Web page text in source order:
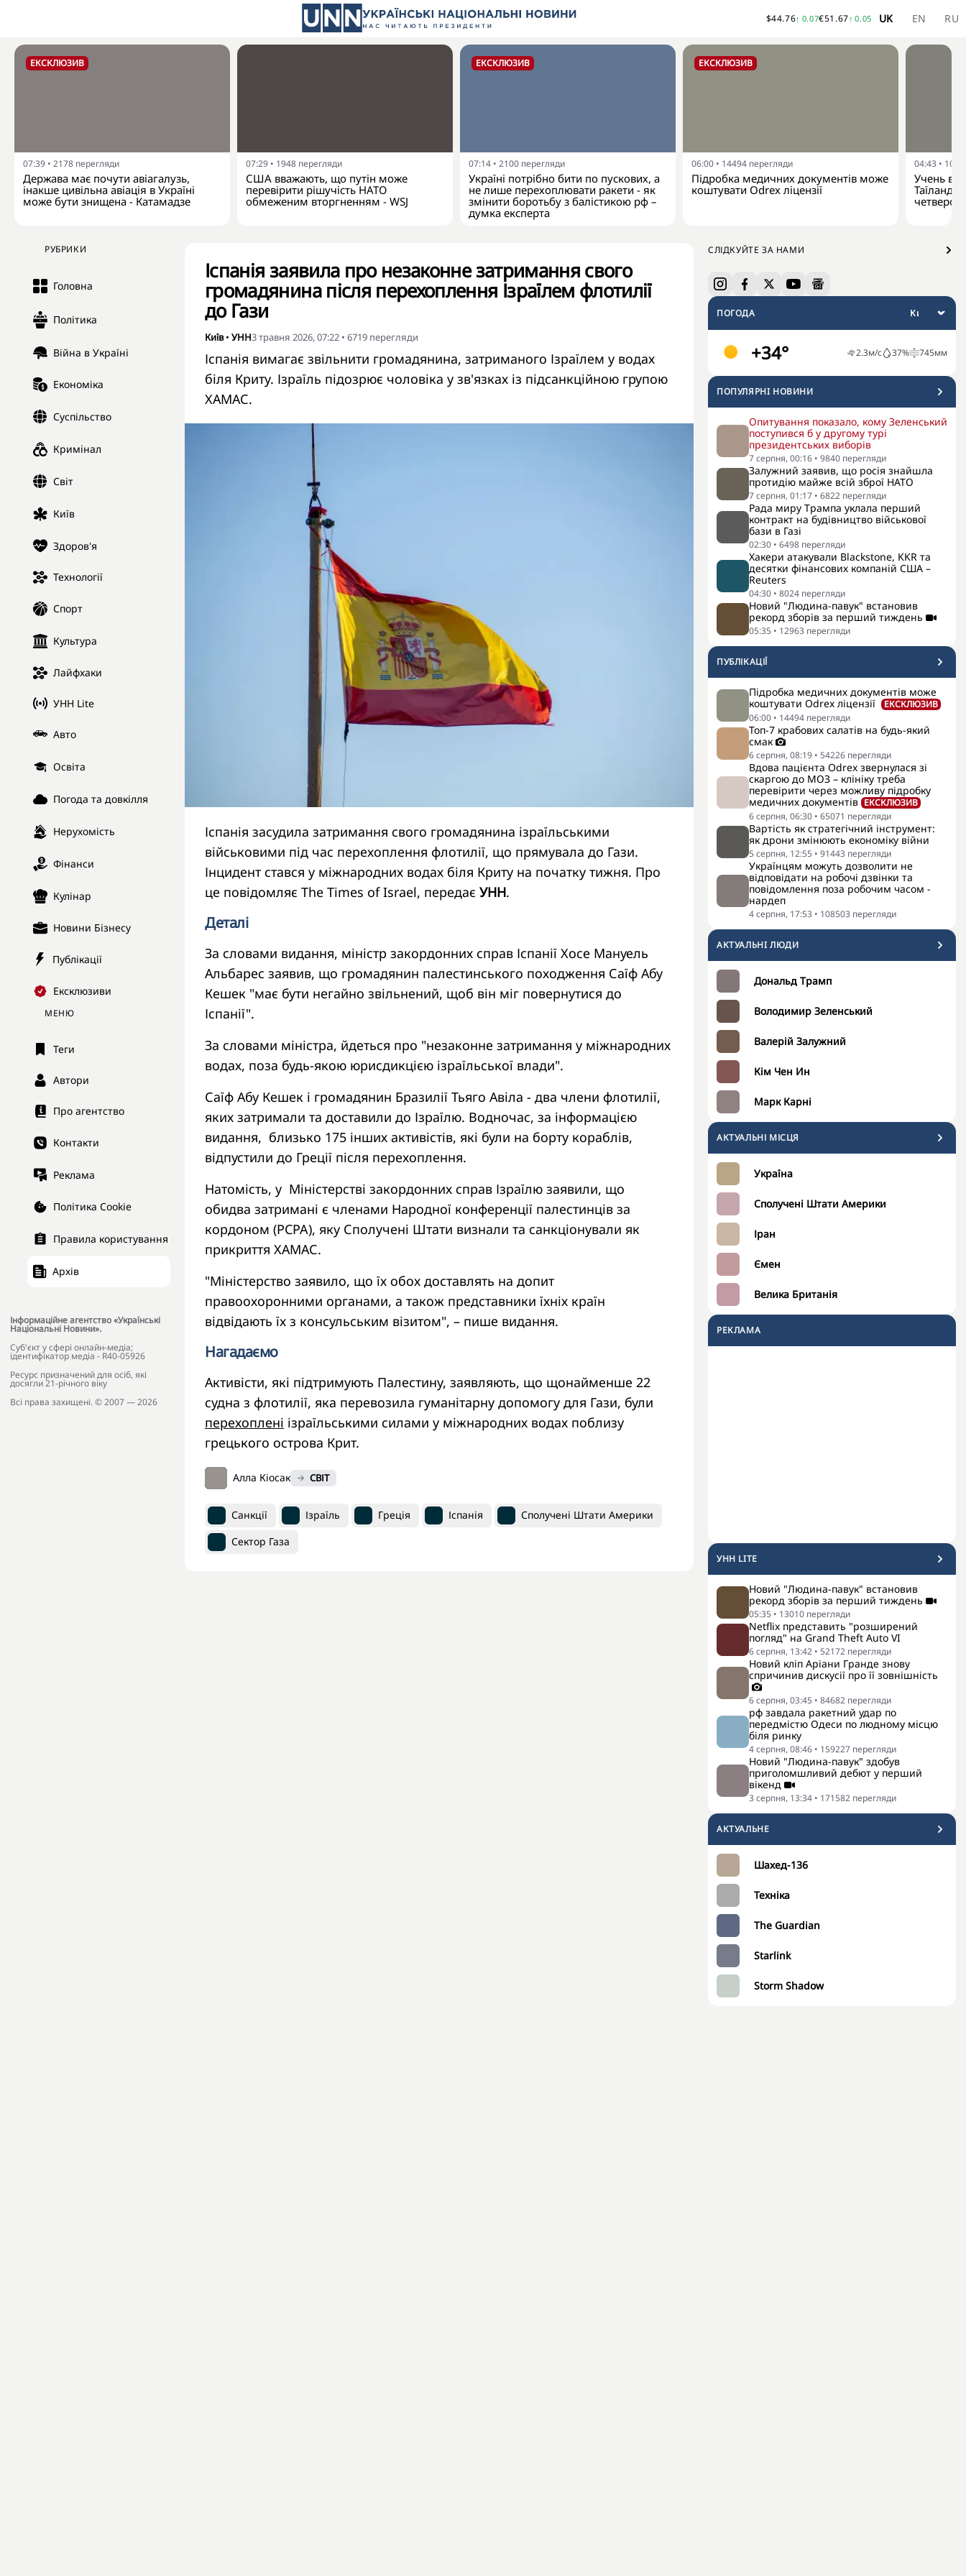
$44.76↑ 0.07€51.67↑ 0.05 UK EN RU
ЕКСКЛЮЗИВ
07:39 • 2178 перегляди
Держава має почути авіагалузь,
інакше цивільна авіація в Україні
може бути знищена - Катамадзе
07:29 • 1948 перегляди
США вважають, що путін може
перевірити рішучість НАТО
обмеженим вторгненням - WSJ
ЕКСКЛЮЗИВ
07:14 • 2100 перегляди
Україні потрібно бити по пускових, а
не лише перехоплювати ракети - як
змінити боротьбу з балістикою рф –
думка експерта
ЕКСКЛЮЗИВ
06:00 • 14494 перегляди
Підробка медичних документів може
коштувати Odrex ліцензії
04:43 •
Учень
четверо
РУБРИКИ
Головна
Політика
Війна в Україні
Економіка
Суспільство
Кримінал
Світ
Київ
Здоров'я
Технології
Спорт
Культура
Лайфхаки
УНН Lite
Авто
Освіта
Погода та довкілля
Нерухомість
Фінанси
Кулінар
Новини Бізнесу
Публікації
Ексклюзиви
МЕНЮ
Теги
Автори
Про агентство
Контакти
Реклама
Політика Cookie
Правила користування
Архів
Інформаційне агентство «Українські
Національні Новини».
Cуб'єкт у сфері онлайн-медіа;
ідентифікатор медіа - R40-05926
Ресурс призначений для осіб, які
досягли 21-річного віку
Всі права захищені. © 2007 — 2026
СЛІДКУЙТЕ ЗА НАМИ
ПОГОДА
+34° 2.3м/с 37% 745мм
ПОПУЛЯРНI НОВИНИ
Опитування показало, кому Зеленський
поступився б у другому турі
президентських виборів
7 серпня, 00:16 • 9840 перегляди
Залужний заявив, що росія знайшла
протидію майже всій зброї НАТО
7 серпня, 01:17 • 6822 перегляди
Рада миру Трампа уклала перший
контракт на будівництво військової
бази в Газі
02:30 • 6498 перегляди
Хакери атакували Blackstone, KKR та
десятки фінансових компаній США –
Reuters
04:30 • 8024 перегляди
Новий "Людина-павук" встановив
рекорд зборів за перший тиждень
05:35 • 12963 перегляди
ПУБЛІКАЦІЇ
Підробка медичних документів може
коштувати Odrex ліцензії
ЕКСКЛЮЗИВ
06:00 • 14494 перегляди
Топ-7 крабових салатів на будь-який
смак
6 серпня, 08:19 • 54226 перегляди
Вдова пацієнта Odrex звернулася зі
скаргою до МОЗ – клініку треба
перевірити через можливу підробку
медичних документів ЕКСКЛЮЗИВ
6 серпня, 06:30 • 65071 перегляди
Вартість як стратегічний інструмент:
як дрони змінюють економіку війни
5 серпня, 12:55 • 91443 перегляди
Українцям можуть дозволити не
відповідати на робочі дзвінки та
повідомлення поза робочим часом -
нардеп
4 серпня, 17:53 • 108503 перегляди
АКТУАЛЬНI ЛЮДИ
Дональд Трамп
Володимир Зеленський
Валерій Залужний
Кім Чен Ин
Марк Карні
АКТУАЛЬНІ МІСЦЯ
Україна
Сполучені Штати Америки
Іран
Ємен
Велика Британія
РЕКЛАМА
УНН LITE
Новий "Людина-павук" встановив
рекорд зборів за перший тиждень
05:35 • 13010 перегляди
Netflix представить "розширений
погляд" на Grand Theft Auto VI
6 серпня, 13:42 • 52172 перегляди
Новий кліп Аріани Гранде знову
спричинив дискусії про її зовнішність
6 серпня, 03:45 • 84682 перегляди
рф завдала ракетний удар по
передмістю Одеси по людному місцю
біля ринку
4 серпня, 08:46 • 159227 перегляди
Новий "Людина-павук" здобув
приголомшливий дебют у перший
вікенд
3 серпня, 13:34 • 171582 перегляди
АКТУАЛЬНЕ
Шахед-136
Техніка
The Guardian
Starlink
Storm Shadow
Іспанія заявила про незаконне затримання свого
громадянина після перехоплення Ізраїлем флотилії
до Гази
Київ• УНН3 травня 2026, 07:22 • 6719 перегляди
Іспанія вимагає звільнити громадянина, затриманого Ізраїлем у водах
біля Криту. Ізраїль підозрює чоловіка у зв'язках із підсанкційною групою
ХАМАС.
Іспанія засудила затримання свого громадянина ізраїльськими
військовими під час перехоплення флотилії, що прямувала до Гази.
Інцидент стався у міжнародних водах біля Криту на початку тижня. Про
це повідомляє The Times of Israel, передає УНН.
Деталі
За словами видання, міністр закордонних справ Іспанії Хосе Мануель
Альбарес заявив, що громадянин палестинського походження Саїф Абу
Кешек "має бути негайно звільнений, щоб він міг повернутися до
Іспанії".
За словами міністра, йдеться про "незаконне затримання у міжнародних
водах, поза будь-якою юрисдикцією ізраїльської влади".
Саїф Абу Кешек і громадянин Бразилії Тьяго Авіла - два члени флотилії,
яких затримали та доставили до Ізраїлю. Водночас, за інформацією
видання, близько 175 інших активістів, які були на борту кораблів,
відпустили до Греції після перехоплення.
Натомість, у Міністерстві закордонних справ Ізраїлю заявили, що
обидва затримані є членами Народної конференції палестинців за
кордоном (PCPA), яку Сполучені Штати визнали та санкціонували як
прикриття ХАМАС.
"Міністерство заявило, що їх обох доставлять на допит
правоохоронними органами, а також представники їхніх країн
відвідають їх з консульським візитом", – пише видання.
Нагадаємо
Активісти, які підтримують Палестину, заявляють, що щонайменше 22
судна з флотилії, яка перевозила гуманітарну допомогу для Гази, були
перехоплені ізраїльськими силами у міжнародних водах поблизу
грецького острова Крит.
Алла Кіосак СВІТ
Санкції Ізраїль Греція Іспанія
Сполучені Штати Америки
Сектор Газа